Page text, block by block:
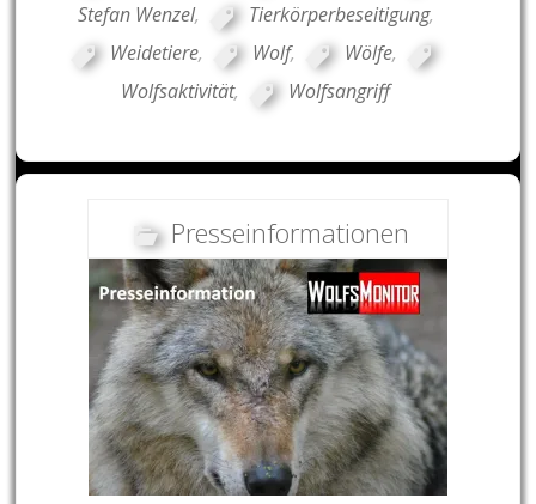
Stefan Wenzel, Tierkörperbeseitigung,
Weidetiere, Wolf, Wölfe,
Wolfsaktivität, Wolfsangriff
Presseinformationen